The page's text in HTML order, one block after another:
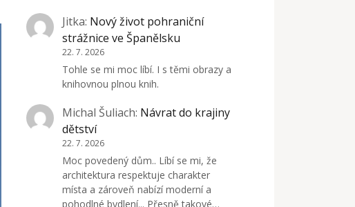
Jitka: Nový život pohraniční
strážnice ve Španělsku
22. 7. 2026
Tohle se mi moc líbí. I s těmi obrazy a
knihovnou plnou knih.
Michal Šuliach: Návrat do krajiny
dětství
22. 7. 2026
Moc povedený dům.. Líbí se mi, že
architektura respektuje charakter
místa a zároveň nabízí moderní a
pohodlné bydlení... Přesně takové…